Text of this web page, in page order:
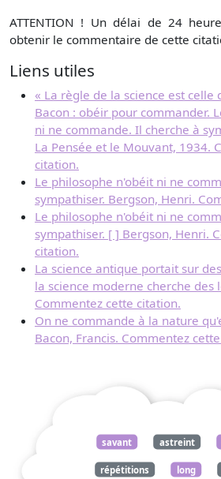
ATTENTION ! Un délai de 24
obtenir le commentaire de cette
Liens utiles
« La règle de la science est celle
Bacon : obéir pour commander.
ni ne commande. Il cherche à
La Pensée et le Mouvant, 1934.
citation.
Le philosophe n'obéit ni ne
sympathiser. Bergson, Henri.
Le philosophe n'obéit ni ne
sympathiser. [ ] Bergson, Henri.
citation.
La science antique portait sur
la science moderne cherche des
Commentez cette citation.
On ne commande à la nature
Bacon, Francis. Commentez
savant astreint
répétitions long